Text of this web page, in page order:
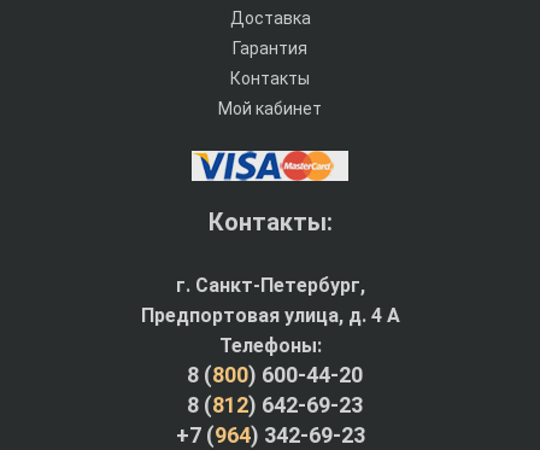
Доставка
Гарантия
Контакты
Мой кабинет
Контакты:
г. Санкт-Петербург,
Предпортовая улица, д. 4 A
Телефоны:
8 (800) 600-44-20
8 (812) 642-69-23
+7 (964) 342-69-23